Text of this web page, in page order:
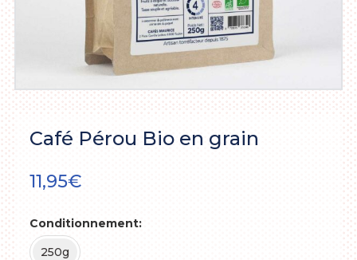
Café Pérou Bio en grain
11,95€
Conditionnement
250g